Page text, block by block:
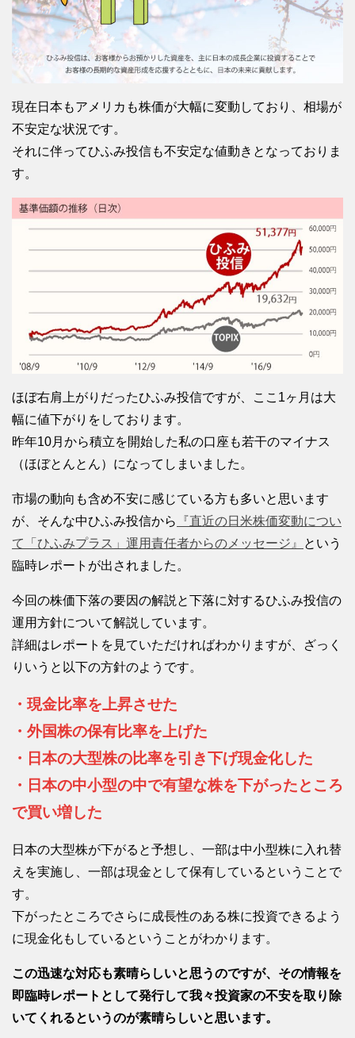
現在日本もアメリカも株価が大幅に変動しており、相場が
不安定な状況です。
それに伴ってひふみ投信も不安定な値動きとなっておりま
す。
ほぼ右肩上がりだったひふみ投信ですが、ここ1ヶ月は大
幅に値下がりをしております。
昨年10月から積立を開始した私の口座も若干のマイナス
（ほぼとんとん）になってしまいました。
市場の動向も含め不安に感じている方も多いと思います
が、そんな中ひふみ投信から
『直近の日米株価変動につい
て「ひふみプラス」運用責任者からのメッセージ』
という
臨時レポートが出されました。
今回の株価下落の要因の解説と下落に対するひふみ投信の
運用方針について解説しています。
詳細はレポートを見ていただければわかりますが、ざっく
りいうと以下の方針のようです。
・現金比率を上昇させた
・外国株の保有比率を上げた
・日本の大型株の比率を引き下げ現金化した
・日本の中小型の中で有望な株を下がったところ
で買い増した
日本の大型株が下がると予想し、一部は中小型株に入れ替
えを実施し、一部は現金として保有しているということで
す。
下がったところでさらに成長性のある株に投資できるよう
に現金化もしているということがわかります。
この迅速な対応も素晴らしいと思うのですが、その情報を
即臨時レポートとして発行して我々投資家の不安を取り除
いてくれるというのが素晴らしいと思います。